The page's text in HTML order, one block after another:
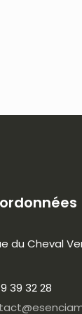
du Cheval
39 32 28